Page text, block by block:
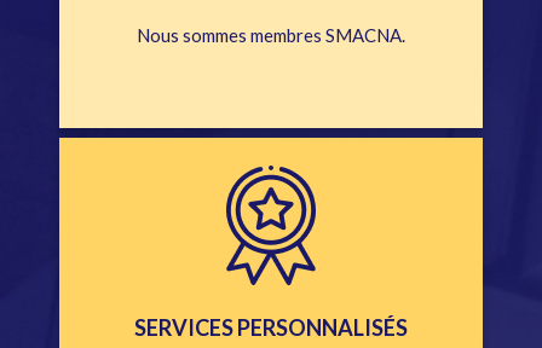
Nous sommes membres SMACNA.
SERVICES PERSONNALISÉS